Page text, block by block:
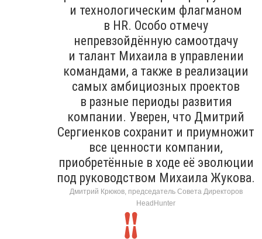
и технологическим флагманом
в HR. Особо отмечу
непревзойдённую самоотдачу
и талант Михаила в управлении
командами, а также в реализации
самых амбициозных проектов
в разные периоды развития
компании. Уверен, что Дмитрий
Сергиенков сохранит и приумножит
все ценности компании,
приобретённые в ходе её эволюции
под руководством Михаила Жукова.
Дмитрий Крюков, председатель Совета Директоров
HeadHunter